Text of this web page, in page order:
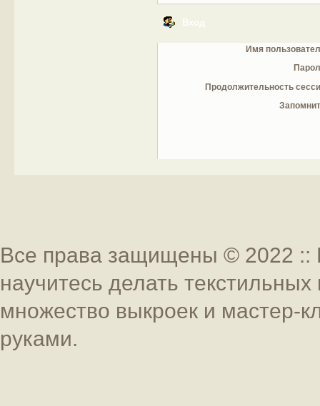
Вход
Имя
Продолжительность
Все права защищены © 2022
научитесь делать
множество выкроек и мастер-
руками.